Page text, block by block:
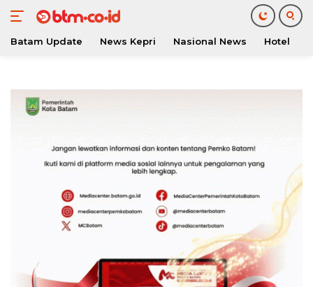
konten
Batam Update News Kepri Nasional News Hotel